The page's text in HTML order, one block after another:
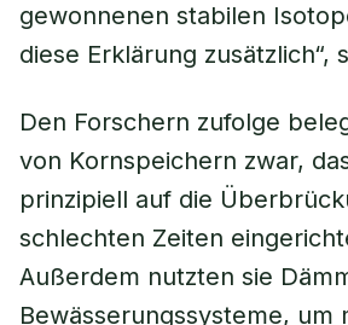
gewonnenen stabilen
diese Erklärung zusätzlich“,
Den Forschern zufolge
von Kornspeichern zwar,
prinzipiell auf die
schlechten Zeiten
Außerdem nutzten sie
Bewässerungssysteme, um